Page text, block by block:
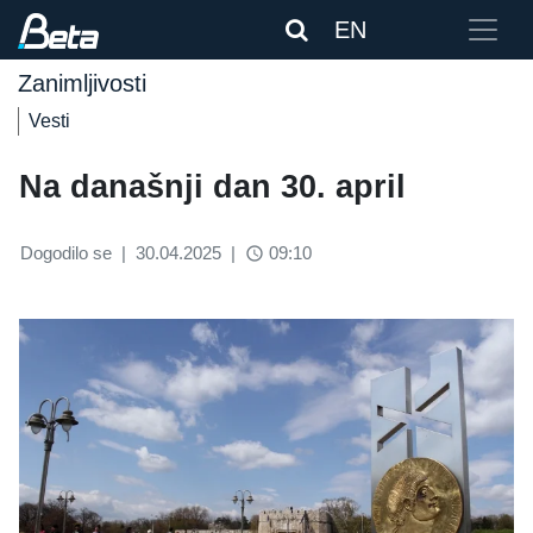
EN
Zanimljivosti
Vesti
Na današnji dan 30. april
Dogodilo se | 30.04.2025 | access_time 09:10